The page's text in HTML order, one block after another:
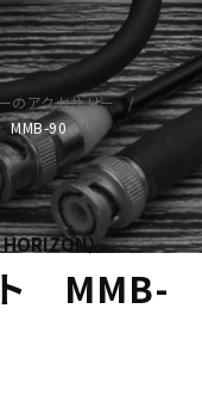
のアクセサリー
MMB-90
HORIZON）
MMB-